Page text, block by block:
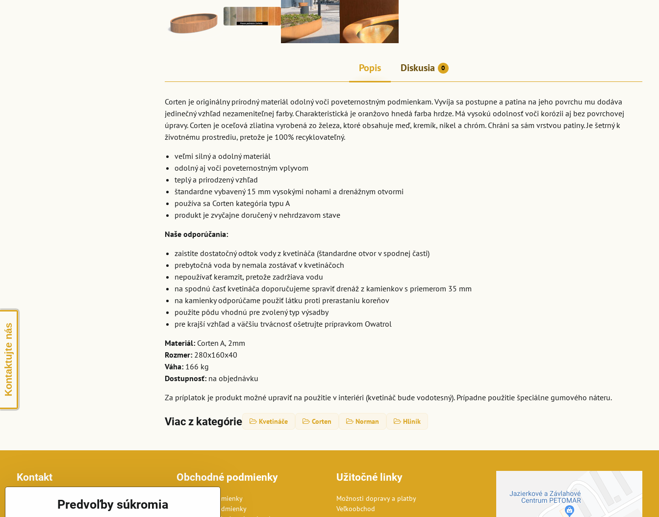
Popis Diskusia 0
Corten je originálny prírodný materiál odolný voči poveternostným podmienkam. Vyvíja sa postupne a patina na jeho povrchu mu dodáva
jedinečný vzhľad nezameniteľnej farby. Charakteristická je oranžovo hnedá farba hrdze. Má vysokú odolnosť voči korózii aj bez povrchovej
úpravy. Corten je oceľová zliatina vyrobená zo železa, ktoré obsahuje meď, kremík, nikel a chróm. Chráni sa sám vrstvou patiny. Je šetrný k
životnému prostrediu, pretože je 100% recyklovateľný.
veľmi silný a odolný materiál
odolný aj voči poveternostným vplyvom
teplý a prirodzený vzhľad
štandardne vybavený 15 mm vysokými nohami a drenážnym otvormi
používa sa Corten kategória typu A
produkt je zvyčajne doručený v nehrdzavom stave
Naše odporúčania:
zaistite dostatočný odtok vody z kvetináča (štandardne otvor v spodnej časti)
prebytočná voda by nemala zostávať v kvetináčoch
nepoužívať keramzit, pretože zadržiava vodu
na spodnú časť kvetináča doporučujeme spraviť drenáž z kamienkov s priemerom 35 mm
na kamienky odporúčame použiť látku proti prerastaniu koreňov
použite pôdu vhodnú pre zvolený typ výsadby
pre krajší vzhľad a väčšiu trvácnosť ošetrujte prípravkom Owatrol
Materiál: Corten A, 2mm
Rozmer: 280x160x40
Váha: 166 kg
Dostupnosť: na objednávku
Za príplatok je produkt možné upraviť na použitie v interiéri (kvetináč bude vodotesný). Prípadne použitie špeciálne gumového náteru.
Viac z kategórie Kvetináče Corten Norman Hliník
Kontakt Obchodné podmienky
Obchodné podmienky
Reklamačné podmienky
Užitočné linky
Možnosti dopravy a platby
Veľkoobchod
Kontaktujte nás
Predvoľby súkromia